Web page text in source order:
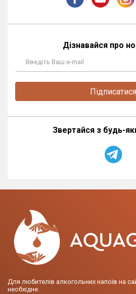
Дізнавайся про
Підписатися
Звертайся з будь-
Для любителів алкогольних напоїв на
необхідне.